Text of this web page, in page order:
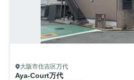
大阪市住吉区万代
Aya-Court万代